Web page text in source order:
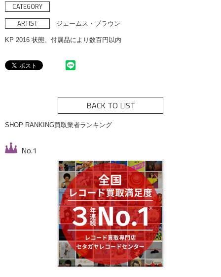
CATEGORY
ARTIST
ジェームス・ブラウン
KP 2016 状態、付属品により数百円以内
BACK TO LIST
SHOP RANKING買取業者ランキング